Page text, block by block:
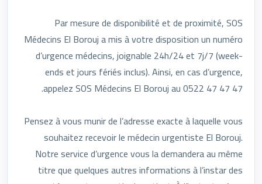
Par mesure de disponibilité et de proximité, SOS
Médecins El Borouj a mis à votre disposition un numéro
d’urgence médecins, joignable 24h/24 et 7j/7 (week-
ends et jours fériés inclus). Ainsi, en cas d’urgence,
appelez SOS Médecins El Borouj au 0522 47 47 47.
Pensez à vous munir de l’adresse exacte à laquelle vous
souhaitez recevoir le médecin urgentiste El Borouj.
Notre service d’urgence vous la demandera au même
titre que quelques autres informations à l’instar des